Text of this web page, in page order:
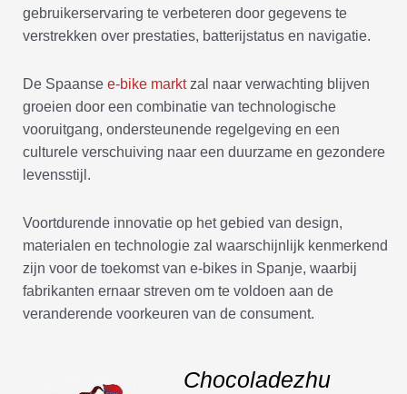
gebruikerservaring te verbeteren door gegevens te
verstrekken over prestaties, batterijstatus en navigatie.
De Spaanse e-bike marktzal naar verwachting blijven
groeien door een combinatie van technologische
vooruitgang, ondersteunende regelgeving en een
culturele verschuiving naar een duurzame en gezondere
levensstijl.
Voortdurende innovatie op het gebied van design,
materialen en technologie zal waarschijnlijk kenmerkend
zijn voor de toekomst van e-bikes in Spanje, waarbij
fabrikanten ernaar streven om te voldoen aan de
veranderende voorkeuren van de consument.
Chocoladezhu